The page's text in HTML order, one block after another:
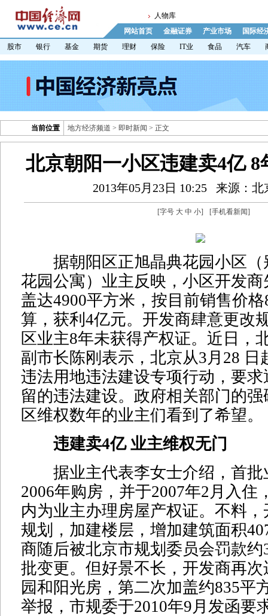
人物库
网站首页
金融证券 产业市场
国际经
股市
银行 基金 期货 理财 保险 IT业 食品 汽车
当前位置 地方经济频道 > 即时新闻 > 正文
北京朝阳一小区违建卖4亿 8
2013年05月23日 10:25 来源：北
[字号 大 中 小] [手机看新闻]
据朝阳区正旭晶典花园小区（
花园公寓）业主反映，小区开发
盖达4900平方米，按目前销售价
算，获利4亿元。开发商肆意更改
区业主8年未获得产权证。近日，
副市长陈刚表示，北京从3月28 日
违法用地违法建设专项行动，要
留的违法建设。政府相关部门的
区维权数年的业主们看到了希望。
违建卖4亿 业主维权无门
据业主代表李女士介绍，首批
2006年购房，并于2007年2月入住
内为业主办理房屋产权证。不料
规划，加建楼层，增加建筑面积
商随后被北京市规划委员会罚款约
批变更。但好景不长，开发商再
园和阳光房，第二次加盖约835平
举报，市规委于2010年9月发函要